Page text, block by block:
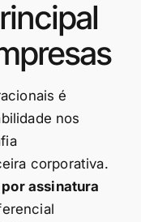
é
nos
corporativa.
assinatura